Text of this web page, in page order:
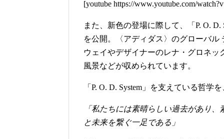
[youtube https://www.youtube.com/
また、新色の登場に際して、「P. O.
を公開。〈アディダス〉のグローバ
ウェイやデザイナーのレナ・グロネ
風景などが収められています。
「P. O. D. System」を支えている哲
「私たちには素晴らしい過去があり、
と未来を繋ぐ一足である」